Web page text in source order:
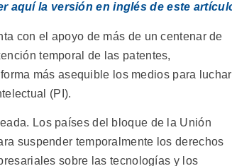
aquí la versión en inglés de este
con el apoyo de más de un centenar de
temporal de las patentes,
más asequible los medios para luchar
(PI).
Los países del bloque de la Unión
suspender temporalmente los derechos
sobre las tecnologías y los